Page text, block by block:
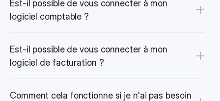
Est-il possible de vous connecter à mon
logiciel comptable ?
Est-il possible de vous connecter à mon
logiciel de facturation ?
Comment cela fonctionne si je n'ai pas besoin